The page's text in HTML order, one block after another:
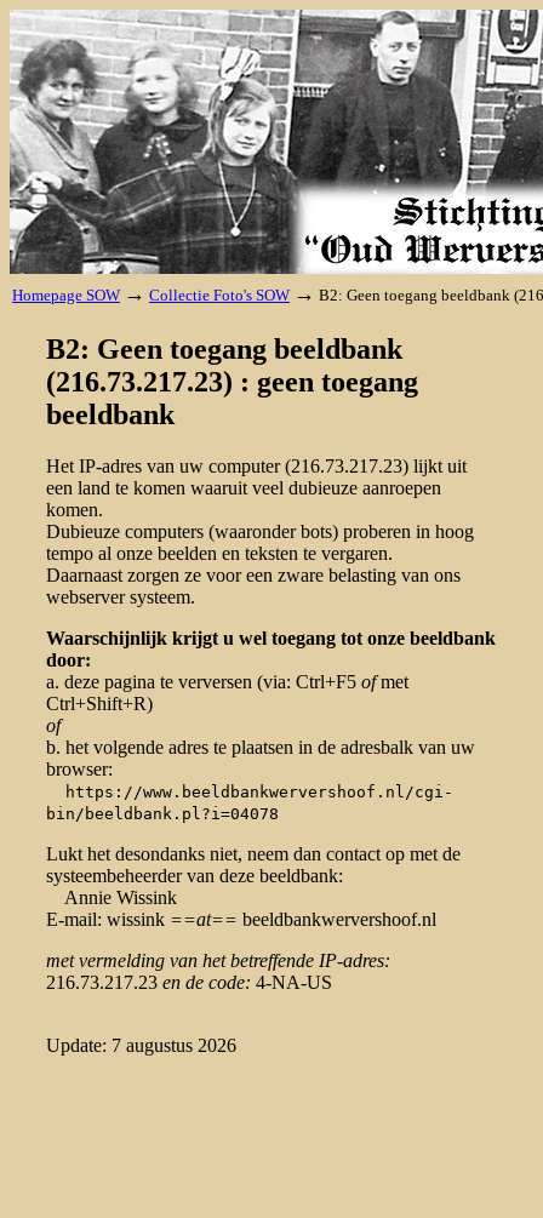
Homepage SOW → Collectie Foto's SOW → B2: Geen toegang beeldbank
B2: Geen toegang beeldbank
(216.73.217.23) : geen toegang
beeldbank
Het IP-adres van uw computer (216.73.217.23) lijkt uit
een land te komen waaruit veel dubieuze aanroepen
komen.
Dubieuze computers (waaronder bots) proberen in hoog
tempo al onze beelden en teksten te vergaren.
Daarnaast zorgen ze voor een zware belasting van ons
webserver systeem.
Waarschijnlijk krijgt u wel toegang tot onze beeldbank
door:
a. deze pagina te verversen (via: Ctrl+F5 ofmet
Ctrl+Shift+R)
of
b. het volgende adres te plaatsen in de adresbalk van uw
browser:
https://www.beeldbankwervershoof.nl/cgi-
bin/beeldbank.pl?i=04078
Lukt het desondanks niet, neem dan contact op met de
systeembeheerder van deze beeldbank:
Annie Wissink
E-mail: wissink ==at== beeldbankwervershoof.nl
met vermelding van het betreffende IP-adres:
216.73.217.23 en de code: 4-NA-US
Update: 7 augustus 2026